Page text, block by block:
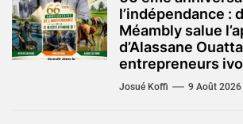
l’indépendance :
Méambly salue
d’Alassane
entrepreneurs
Josué Koffi 9 Août 2026